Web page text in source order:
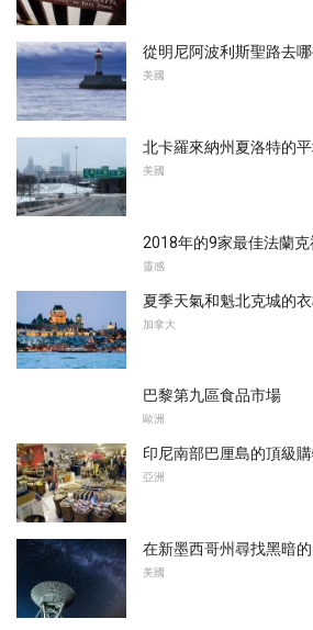
從明尼阿波利斯聖路去
美國
北卡羅來納州夏洛特的
美國
2018年的9家最佳法蘭
靈感
夏季天氣和魁北克城的
加拿大
巴黎第九區食品市場
歐洲
印尼南部巴厘島的頂級
亞洲
在新墨西哥州尋找黑暗
美國